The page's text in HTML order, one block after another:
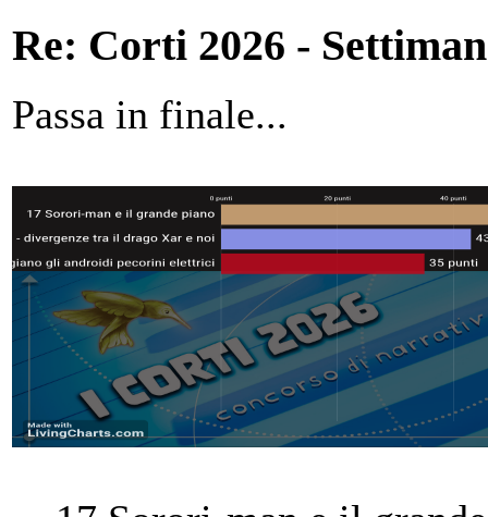
Re: Corti 2026 -
Passa in finale...